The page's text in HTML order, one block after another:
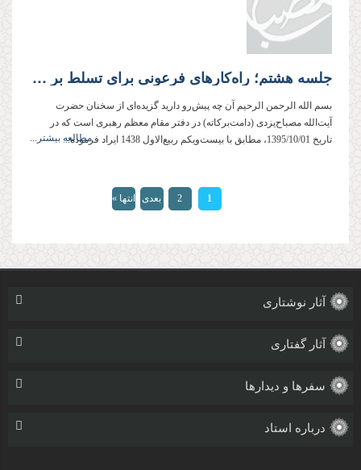
جلسه هشتم؛ راه‌کارهای فرعونی برای تسلط بر مردم
بسم الله الرحمن الرحیم آن چه پیش‌رو دارید گزیده‌ای از سخنان حضرت
آیت‌الله مصباح‌یزدی (دامت‌بركاته) در دفتر مقام معظم رهبری است كه در
تاریخ 1395/10/01، مطابق با بیست‌ویکم ربیع‌الاول 1438 ایراد فرموده...
مطالعه بیشتر...
1
2 بعدی انتها »
آثار نوشتاری
آثار گفتاری
سفرها و دیدارها
درباره استاد